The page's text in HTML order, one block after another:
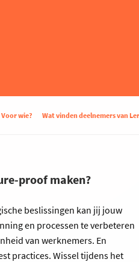
Voor wie? Wat vinden deelnemers van
proof maken?
beslissingen kan jij jouw
en processen te verbeteren
van werknemers. En
practices. Wissel tijdens het